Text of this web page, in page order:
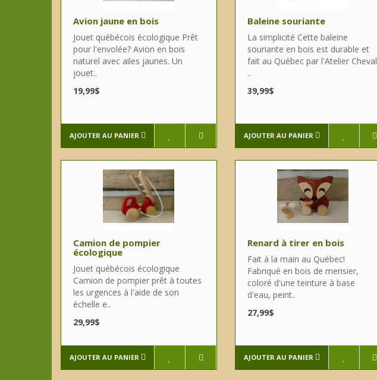
Avion jaune en bois
Jouet québécois écologique Prêt
pour l'envolée? Avion en bois
naturel avec ailes jaunes. Un
jouet..
19,99$
AJOUTER AU PANIER
Baleine souriante
La simplicité Cette baleine
souriante en bois est durable et
fait au Québec par l'Atelier Cheval
..
39,99$
AJOUTER AU PANIER
Camion de pompier
écologique
Jouet québécois écologique
Camion de pompier prêt à toutes
les urgences à l'aide de son
échelle e..
29,99$
AJOUTER AU PANIER
Renard à tirer en bois
Fait à la main au Québec!
Fabriqué en bois de merisier,
coloré d'une teinture à base
d'eau, peint..
27,99$
AJOUTER AU PANIER